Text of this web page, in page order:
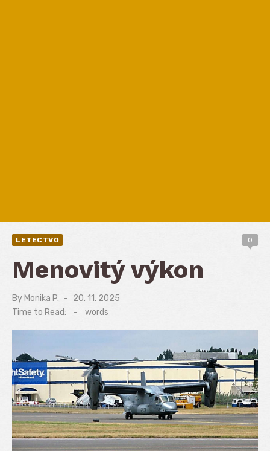
LETECTVO 0
Menovitý výkon
By Monika P.
Posted
20. 11. 2025
Time to Read:
- words